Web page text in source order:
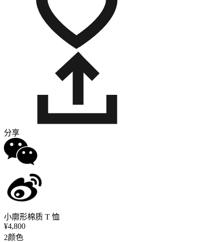
分享
小廓形棉质 T 恤
¥4,800
2颜色